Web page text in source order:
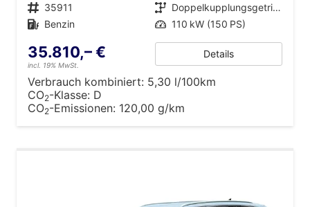
Fahrzeugnr. 35911 Getriebe
Doppelkupplungsgetriebe (DSG)
Kraftstoff Benzin Leistung 110 kW (150 PS)
35.810,– €
incl. 19% MwSt.
Details
Verbrauch kombiniert: 5,30 l/100km
CO2-Klasse: D
CO2-Emissionen: 120,00 g/km